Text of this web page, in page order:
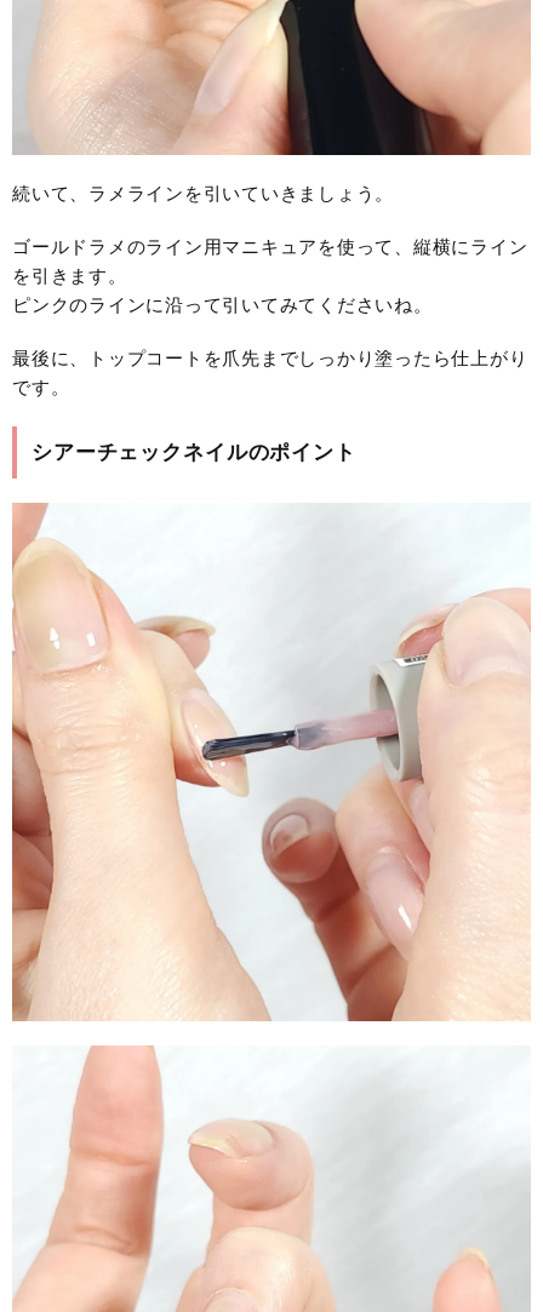
続いて、ラメラインを引いていきましょう。
ゴールドラメのライン用マニキュアを使って、縦横にライン
を引きます。
ピンクのラインに沿って引いてみてくださいね。
最後に、トップコートを爪先までしっかり塗ったら仕上がり
です。
シアーチェックネイルのポイント